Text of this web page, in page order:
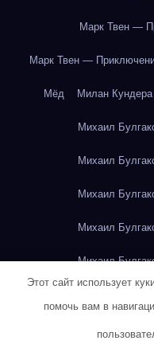
Марк Твен —
Марк Твен —
Мёд Милан
Михаил
Михаил
Михаил
Михаил
Михаил
Михаил
Этот сайт использует
помочь вам в